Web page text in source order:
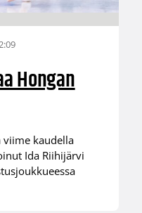
Hongan
viime kaudella
Ida Riihijärvi